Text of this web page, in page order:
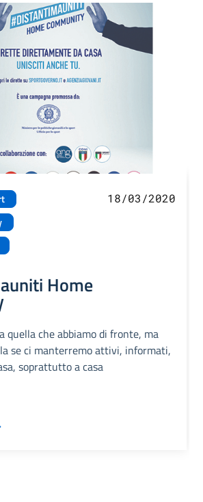
18/03/2020
Home
quella che abbiamo di fronte, ma
se ci manterremo attivi, informati,
soprattutto a casa